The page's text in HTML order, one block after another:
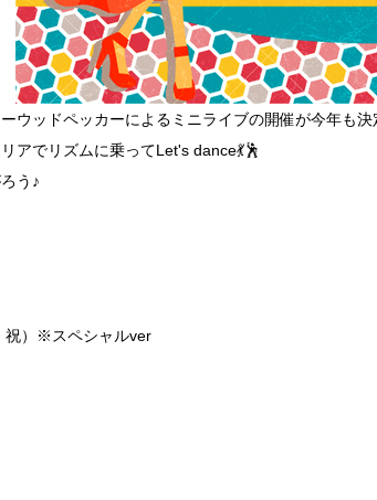
ウッドペッカーによるミニライブの開催が今年も決
アでリズムに乗ってLet's dance💃🕺
う♪
）※スペシャルver